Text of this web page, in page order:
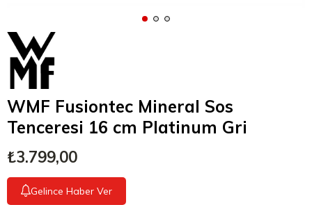
WMF Fusiontec Mineral Sos
Tenceresi 16 cm Platinum Gri
₺3.799,00
Gelince Haber Ver